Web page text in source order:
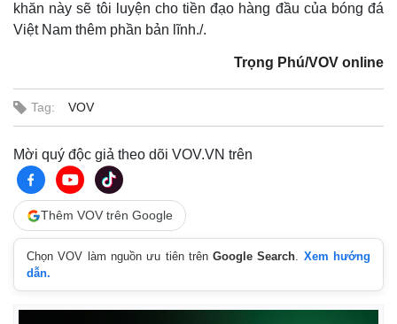
khăn này sẽ tôi luyện cho tiền đạo hàng đầu của bóng đá
Việt Nam thêm phần bản lĩnh./.
Trọng Phú/VOV online
Tag: VOV
Mời quý độc giả theo dõi VOV.VN trên
Thêm VOV trên Google
Chọn VOV làm nguồn ưu tiên trênGoogle Search. Xem hướng
dẫn.